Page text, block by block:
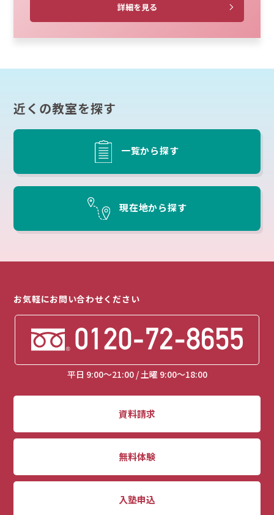
詳細を見る
近くの教室を探す
一覧から探す
現在地から探す
お気軽にお問い合わせください
平日 9:00～21:00 / 土曜 9:00～18:00
資料請求
無料体験
入塾申込